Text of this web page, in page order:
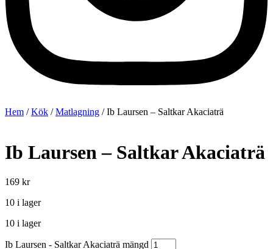
Hem /Kök /Matlagning / Ib Laursen – Saltkar Akaciaträ
Ib Laursen – Saltkar Akaciaträ
169 kr
10 i lager
10 i lager
Ib Laursen - Saltkar Akaciaträ mängd